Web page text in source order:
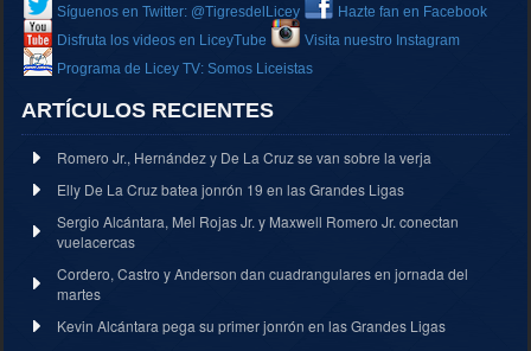
Síguenos en Twitter: @TigresdelLicey
Hazte fan en Facebook
Disfruta los videos en LiceyTube
Visita nuestro Instagram
Programa de Licey TV: Somos Liceistas
ARTÍCULOS RECIENTES
Romero Jr., Hernández y De La Cruz se van sobre la verja
Elly De La Cruz batea jonrón 19 en las Grandes Ligas
Sergio Alcántara, Mel Rojas Jr. y Maxwell Romero Jr. conectan
vuelacercas
Cordero, Castro y Anderson dan cuadrangulares en jornada del
martes
Kevin Alcántara pega su primer jonrón en las Grandes Ligas